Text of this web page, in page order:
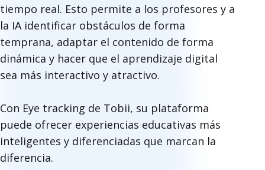
tiempo real. Esto permite a los profesores y a
la IA identificar obstáculos de forma
temprana, adaptar el contenido de forma
dinámica y hacer que el aprendizaje digital
sea más interactivo y atractivo.
Con Eye tracking de Tobii, su plataforma
puede ofrecer experiencias educativas más
inteligentes y diferenciadas que marcan la
diferencia.